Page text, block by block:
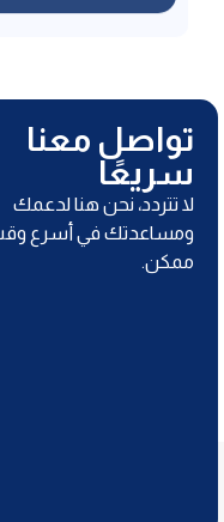
تواصل معنا
سريعًا
لا تتردد، نحن هنا لدعمك
ومساعدتك في أسرع
ممكن.